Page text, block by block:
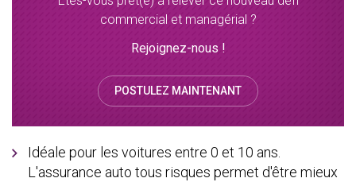
commercial et managérial ?
Rejoignez-nous !
POSTULEZ MAINTENANT
Idéale pour les voitures entre 0 et 10 ans.
L'assurance auto tous risques permet d'être mieux